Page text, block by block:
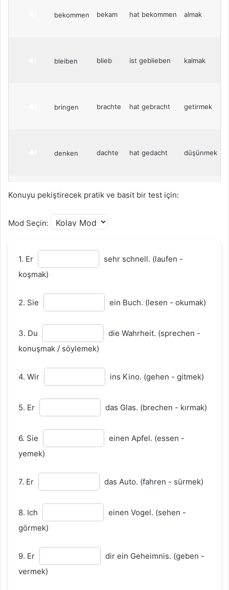
bekommen bekam hat bekommen almak
bleiben blieb ist geblieben kalmak
bringen brachte hat gebracht getirmek
denken dachte hat gedacht düşünmek
🔊 essen aß hat gegessen
🔊 flog ist geflogen uçmak
🔊 geben gab hat gegeben vermek
gehen ging
gewinnen gewann
haben hatte
🔊 halten hielt
Konuyu pekiştirecek pratik ve basit bir test için:
Mod Seçin:
1. Er
sehr schnell. (laufen -
koşmak)
2. Sie ein Buch. (lesen - okumak)
3. Du
die Wahrheit. (sprechen -
konuşmak / söylemek)
4. Wir ins Kino. (gehen - gitmek)
5. Er das Glas. (brechen - kırmak)
6. Sie
einen Apfel. (essen -
yemek)
7. Er das Auto. (fahren - sürmek)
8. Ich
einen Vogel. (sehen -
görmek)
9. Er
dir ein Geheimnis. (geben -
vermek)